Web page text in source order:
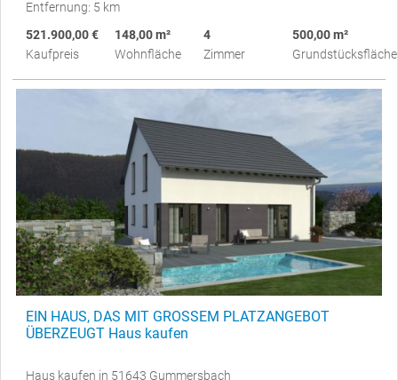
Entfernung: 5 km
521.900,00 €
Kaufpreis
148,00 m²
Wohnfläche
4
Zimmer
500,00 m²
Grundstücksfläche
EIN HAUS, DAS MIT GROSSEM PLATZANGEBOT
ÜBERZEUGT Haus kaufen
Haus kaufen in 51643 Gummersbach